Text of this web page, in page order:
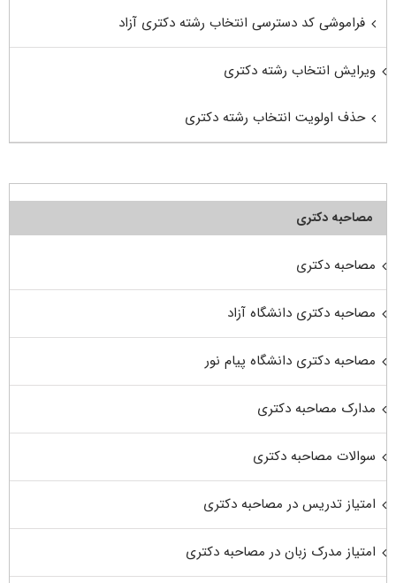
فراموشی کد دسترسی انتخاب رشته دکتری آزاد
ویرایش انتخاب رشته دکتری
حذف اولویت انتخاب رشته دکتری
مصاحبه دکتری
مصاحبه دکتری
مصاحبه دکتری دانشگاه آزاد
مصاحبه دکتری دانشگاه پیام نور
مدارک مصاحبه دکتری
سوالات مصاحبه دکتری
امتیاز تدریس در مصاحبه دکتری
امتیاز مدرک زبان در مصاحبه دکتری